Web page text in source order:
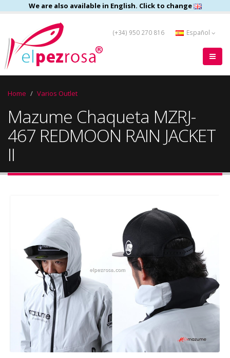
We are also available in English. Click to change
(+34) 950 270 816 Español
Home Varios Outlet
Mazume Chaqueta MZRJ-
467 REDMOON RAIN JACKET
II